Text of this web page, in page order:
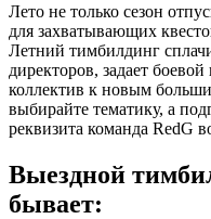
Лето не только сезон
для захватывающих
Летний тимбилдинг
директоров, задает
коллектив к новым
выбирайте тематику, а
реквизита команда RedG
Выездной
бывает: